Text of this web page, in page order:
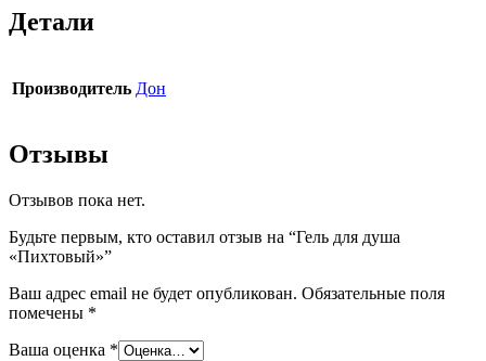
Детали
Производитель Дон
Отзывы
Отзывов пока нет.
Будьте первым, кто оставил отзыв на “Гель для душа
«Пихтовый»”
Ваш адрес email не будет опубликован. Обязательные поля
помечены *
Ваша оценка *